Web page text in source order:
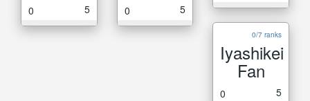
0 5 0 5
0/7 ranks
Iyashikei
Fan
0 5